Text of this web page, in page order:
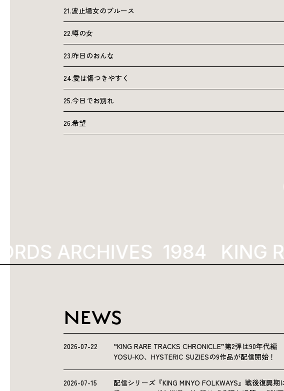
21.波止場女のブルース
22.噂の女
23.昨日のおんな
24.愛は傷つきやすく
25.今日でお別れ
26.希望
ARCHIVES 1992 KING
NEWS
2026-07-22
“KING RARE TRACKS CHRONICLE”第2弾は90年代編
YOSU-KO、HYSTERIC SUZIESの9作品が配信開始！
2026-07-15
配信シリーズ『KING MINYO FOLKWAYS』戦後復興